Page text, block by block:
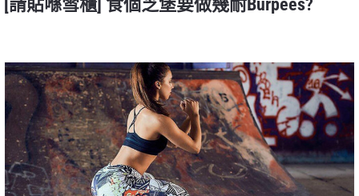
[請貼喺雪櫃] 食個芝堡要做幾耐Burpees?